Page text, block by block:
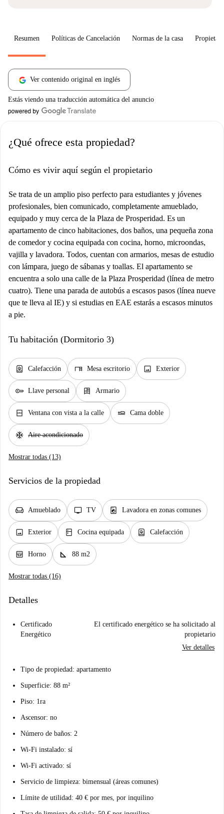
Resumen Políticas de Cancelación Normas de la casa
Ver contenido original en inglés
Estás viendo una traducción automática del anuncio
¿Qué ofrece esta propiedad?
Cómo es vivir aquí según el propietario
Se trata de un amplio piso perfecto para estudiantes y jóvenes
profesionales, bien comunicado, completamente amueblado,
equipado y muy cerca de la Plaza de Prosperidad. Es un
apartamento de cinco habitaciones, dos baños, una pequeña zona
de comedor y cocina equipada con cocina, horno, microondas,
vajilla y lavadora. Todos, cuentan con armarios, mesas de estudio
con lámpara, juego de sábanas y toallas. El apartamento se
encuentra a solo una calle de la Plaza Prosperidad (línea de metro
cuatro). Tiene una parada de autobús a escasos pasos (línea nueve
que te lleva al IE) y si estudias en EAE estarás a escasos minutos
a pie.
Tu habitación (Dormitorio 3)
water_heater Calefacción desk Mesa escritorio image Exterior
key Llave personal dresser Armario
window_closed Ventana con vista a la calle airline_seat_flat Cama doble
ac_unit Aire acondicionado
Mostrar todas (13)
Servicios de la propiedad
chair Amueblado tv TV local_laundry_service Lavadora en zonas comunes
image Exterior kitchen Cocina equipada water_heater Calefacción
oven_gen Horno square_foot 88 m2
Mostrar todas (16)
Detalles
Certificado
Energético
El certificado energético se ha solicitado al
propietario
Ver detalles
Tipo de propiedad: apartamento
Superficie: 88 m²
Piso: 1ra
Ascensor: no
Número de baños: 2
Wi-Fi instalado: sí
Wi-Fi activado: sí
Servicio de limpieza: bimensual (áreas comunes)
Límite de utilidad: 40 € por mes, por inquilino